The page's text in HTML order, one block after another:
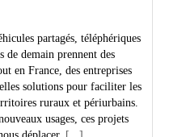
partagés, téléphériques
demain prennent des
en France, des entreprises
solutions pour faciliter les
ruraux et périurbains.
usages, ces projets